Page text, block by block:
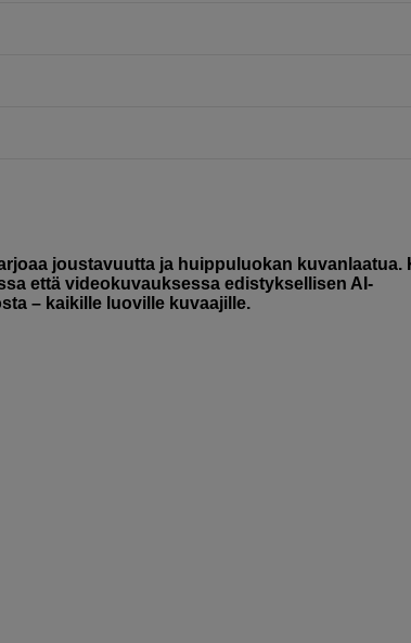
joustavuutta ja huippuluokan kuvanlaatua.
että videokuvauksessa edistyksellisen AI-
– kaikille luoville kuvaajille.